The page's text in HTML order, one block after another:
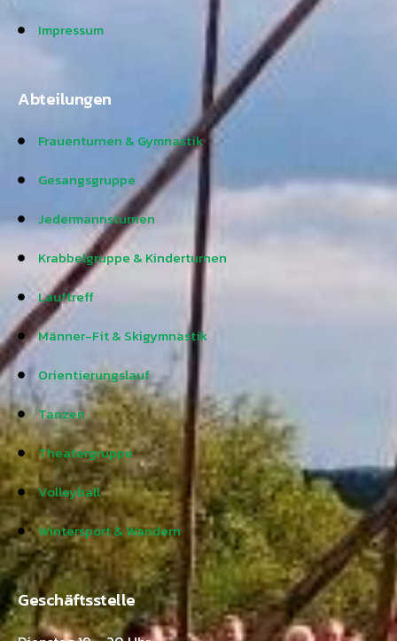
Impressum
Abteilungen
Frauenturnen & Gymnastik
Gesangsgruppe
Jedermannsturnen
Krabbelgruppe & Kinderturnen
Lauftreff
Männer-Fit & Skigymnastik
Orientierungslauf
Tanzen
Theatergruppe
Volleyball
Wintersport & Wandern
Geschäftsstelle